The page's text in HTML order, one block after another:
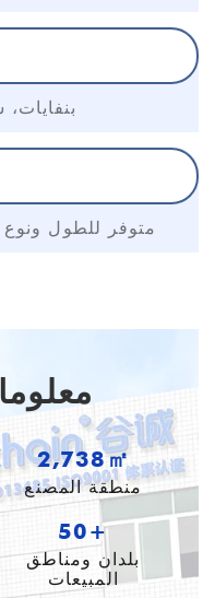
بنفايات، سي،
متوفر للطول
3,625㎡
منطقة المصنع
54+
بلدان ومناطق
المبيعات